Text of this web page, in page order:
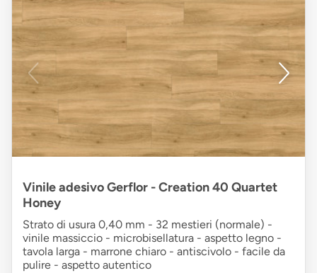
Vinile adesivo Gerflor - Creation 40 Quartet
Honey
Strato di usura 0,40 mm - 32 mestieri (normale) -
vinile massiccio - microbisellatura - aspetto legno -
tavola larga - marrone chiaro - antiscivolo - facile da
pulire - aspetto autentico